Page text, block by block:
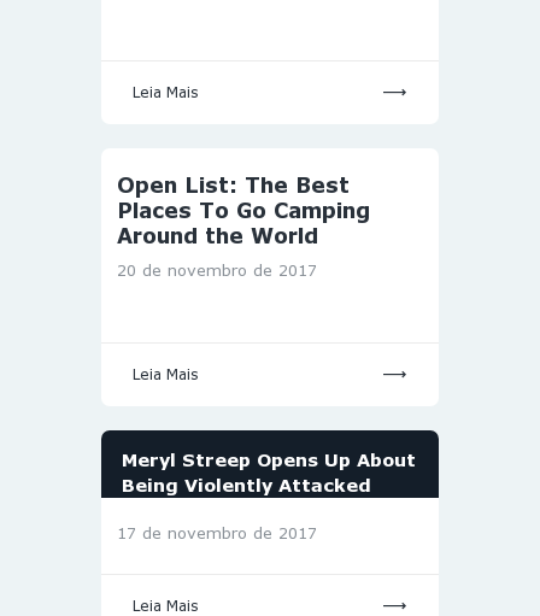
Leia Mais
Open List: The Best
Places To Go Camping
Around the World
20 de novembro de 2017
Leia Mais
Meryl Streep Opens Up About
Being Violently Attacked
17 de novembro de 2017
Leia Mais